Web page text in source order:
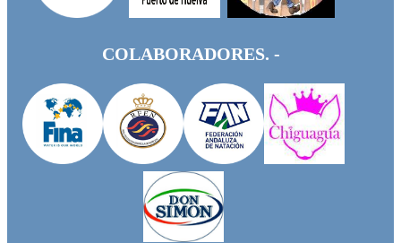
COLABORADORES. -